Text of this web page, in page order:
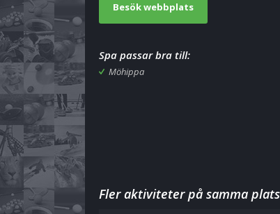
Besök webbplats
Spa passar bra till:
Möhippa
Fler aktiviteter på samma plats